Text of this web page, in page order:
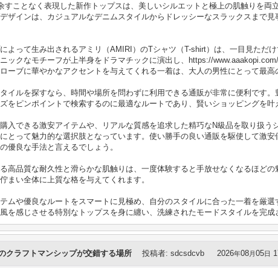
すことなく表現した新作トップスは、美しいシルエットと極上の肌触りを両
ザインは、カジュアルなデニムスタイルからドレッシーなスラックスまで
よって生み出されるアミリ（AMIRI）のTシャツ（T-shirt）は、一目見ただ
ックなモチーフが上半身をドラマチックに演出し、https://
ーブに華やかなアクセントを与えてくれる一着は、大人の男性にとって最高
イルを探すなら、時間や場所を問わずに利用できる通販が非常に便利です
をピンポイントで検索するのに最適なルートであり、賢いショッピングを叶
入できる激安アイテムや、リアルな質感を追求した精巧なN級品を取り扱う
とって魅力的な選択肢となっています。使い勝手の良い通販を駆使して激
優良な手法と言えるでしょう。
高品質な耐久性と滑らかな肌触りは、一度体験すると手放せなくなるほど
まい全体に上質な格を与えてくれます。
ムや優良なルートをスマートに見極め、自分のスタイルに合った一着を厳
を感じさせる特別なトップスを身に纏い、洗練されたモードスタイルを完成
クラフトマンシップが交錯する場所 投稿者: sdcsdcvb 2026年08月05日